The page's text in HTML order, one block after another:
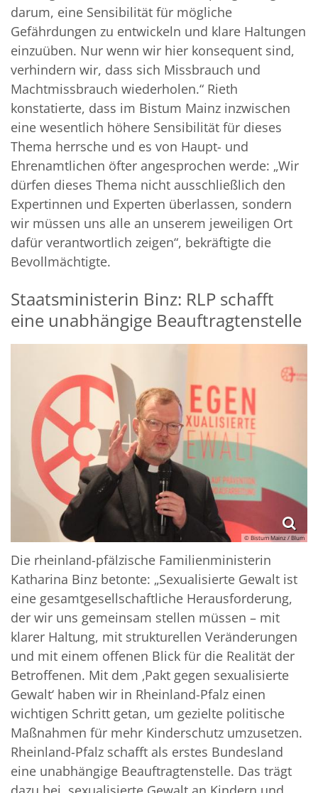
darum, eine Sensibilität für mögliche
Gefährdungen zu entwickeln und klare Haltungen
einzuüben. Nur wenn wir hier konsequent sind,
verhindern wir, dass sich Missbrauch und
Machtmissbrauch wiederholen.“ Rieth
konstatierte, dass im Bistum Mainz inzwischen
eine wesentlich höhere Sensibilität für dieses
Thema herrsche und es von Haupt- und
Ehrenamtlichen öfter angesprochen werde: „Wir
dürfen dieses Thema nicht ausschließlich den
Expertinnen und Experten überlassen, sondern
wir müssen uns alle an unserem jeweiligen Ort
dafür verantwortlich zeigen“, bekräftigte die
Bevollmächtigte.
Staatsministerin Binz: RLP schafft
eine unabhängige Beauftragtenstelle
© Bistum Mainz / Blum
Die rheinland-pfälzische Familienministerin
Katharina Binz betonte: „Sexualisierte Gewalt ist
eine gesamtgesellschaftliche Herausforderung,
der wir uns gemeinsam stellen müssen – mit
klarer Haltung, mit strukturellen Veränderungen
und mit einem offenen Blick für die Realität der
Betroffenen. Mit dem ‚Pakt gegen sexualisierte
Gewalt‘ haben wir in Rheinland-Pfalz einen
wichtigen Schritt getan, um gezielte politische
Maßnahmen für mehr Kinderschutz umzusetzen.
Rheinland-Pfalz schafft als erstes Bundesland
eine unabhängige Beauftragtenstelle. Das trägt